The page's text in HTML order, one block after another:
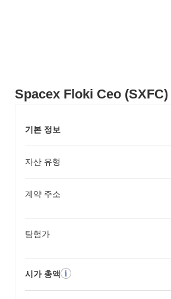
Spacex Floki Ceo (SXFC)
기본 정보
자산 유형
계약 주소
탐험가
시가 총액